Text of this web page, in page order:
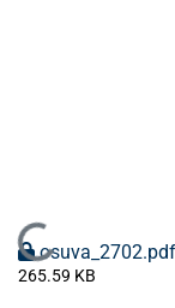
Ladataan...
osuva_2702.pdf
265.59 KB